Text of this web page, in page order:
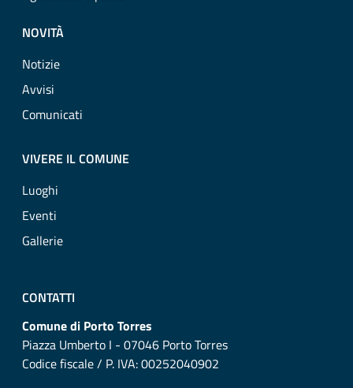
NOVITÀ
Notizie
Avvisi
Comunicati
VIVERE IL COMUNE
Luoghi
Eventi
Gallerie
CONTATTI
Comune di Porto Torres
Piazza Umberto I - 07046 Porto Torres
Codice fiscale / P. IVA: 00252040902